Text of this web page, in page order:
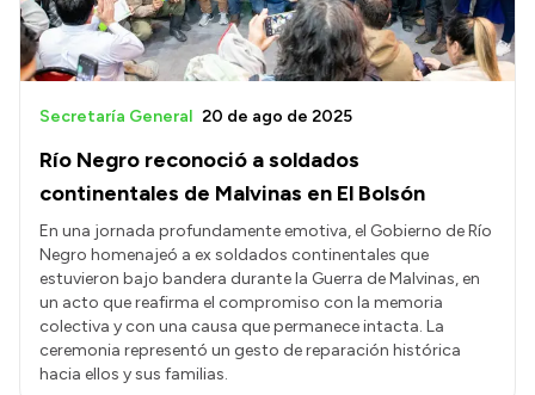
Río Negro reconoció a soldados
continentales de Malvinas en El Bolsón
Secretaría General 20 de ago de 2025
En una jornada profundamente emotiva, el Gobierno de Río
Negro homenajeó a ex soldados continentales que
estuvieron bajo bandera durante la Guerra de Malvinas, en
un acto que reafirma el compromiso con la memoria
colectiva y con una causa que permanece intacta. La
ceremonia representó un gesto de reparación histórica
hacia ellos y sus familias.